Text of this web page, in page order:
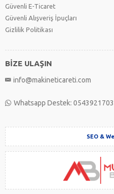
Güvenli E-Ticaret
Güvenli Alışveriş İpuçları
Gizlilik Politikası
BİZE ULAŞIN
info@makineticareti.com
Whatsapp Destek:
SEO &